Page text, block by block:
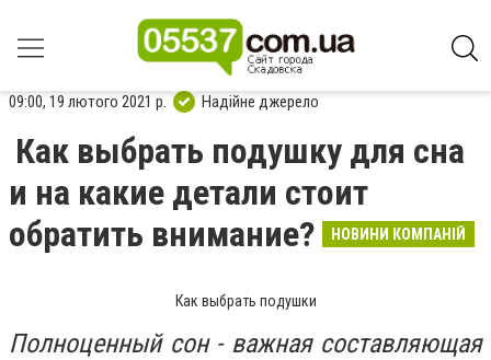
09:00, 19 лютого 2021 р. Надійне джерело
Как выбрать подушку для сна
и на какие детали стоит
обратить внимание?
НОВИНИ КОМПАНІЙ
Как выбрать подушки
Полноценный сон - важная составляющая